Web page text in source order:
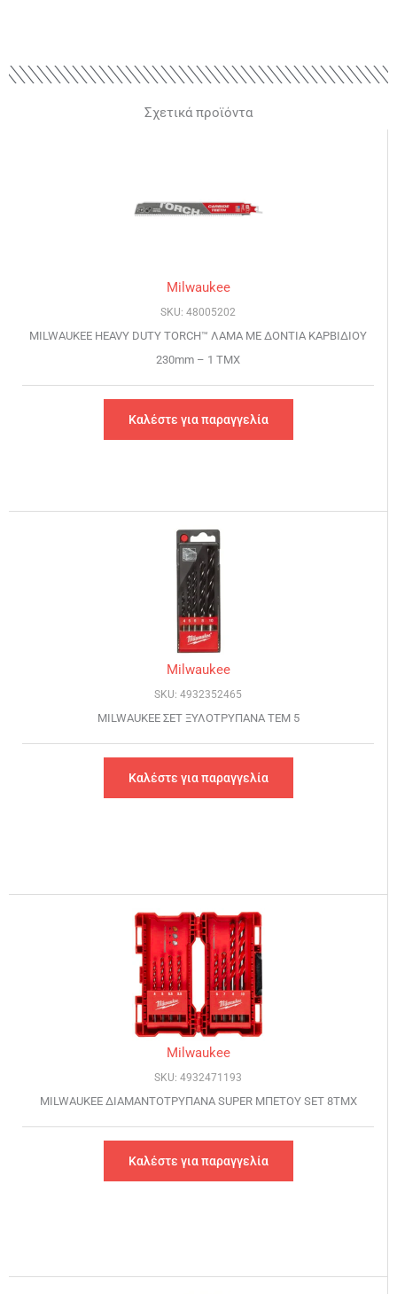
Σχετικά προϊόντα
Milwaukee
SKU: 48005202
MILWAUKEE HEAVY DUTY TORCH™ ΛΑΜΑ ΜΕ ΔΟΝΤΙΑ ΚΑΡΒΙΔΙΟΥ
230mm – 1 TMX
Καλέστε για παραγγελία
Milwaukee
SKU: 4932352465
MILWAUKEE ΣΕΤ ΞΥΛΟΤΡΥΠΑΝΑ ΤΕΜ 5
Καλέστε για παραγγελία
Milwaukee
SKU: 4932471193
MILWAUKEE ΔΙΑΜΑΝΤΟΤΡΥΠΑΝΑ SUPER ΜΠΕΤΟΥ SET 8TMX
Καλέστε για παραγγελία